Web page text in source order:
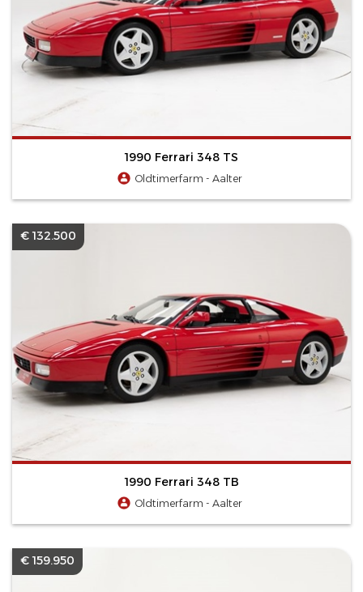
1990 Ferrari 348 TS
Oldtimerfarm - Aalter
€ 132.500
1990 Ferrari 348 TB
Oldtimerfarm - Aalter
€ 159.950